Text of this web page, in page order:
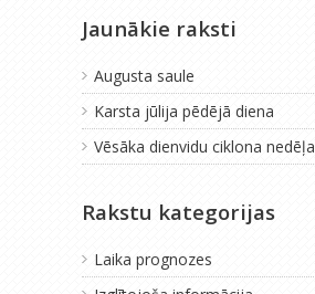
Jaunākie raksti
Augusta saule
Karsta jūlija pēdējā diena
Vēsāka dienvidu ciklona nedēļa
Rakstu kategorijas
Laika prognozes